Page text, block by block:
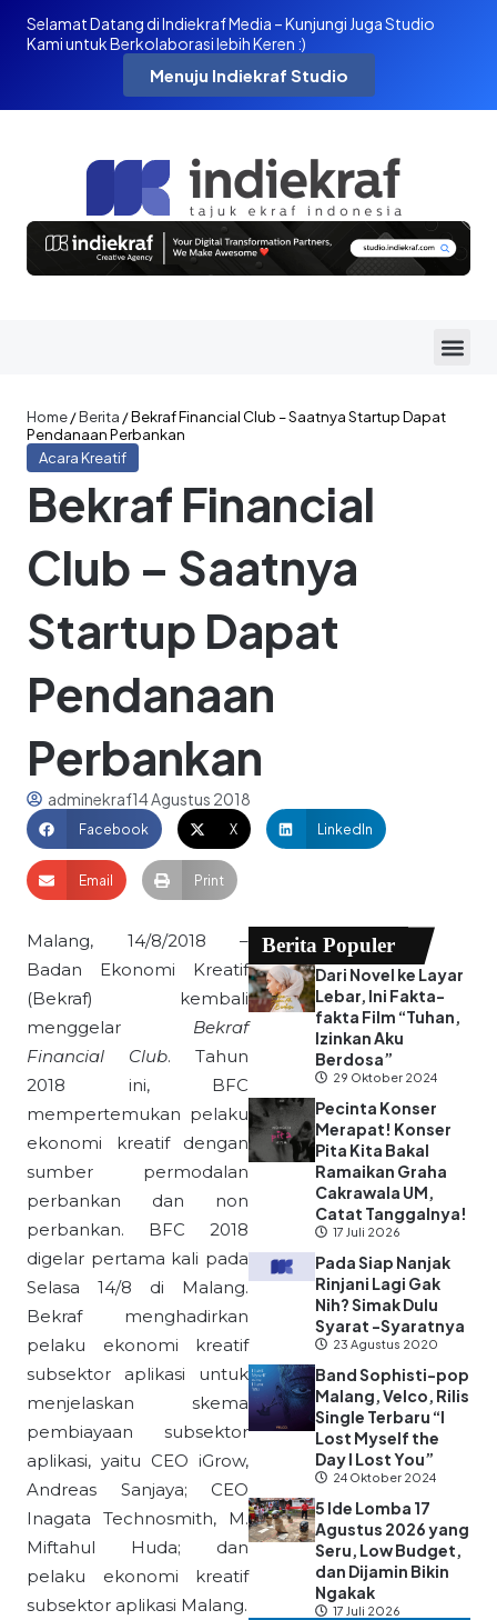
Selamat Datang di Indiekraf Media – Kunjungi Juga Studio
Kami untuk Berkolaborasi lebih Keren :)
Menuju Indiekraf Studio
Home/Berita /Bekraf Financial Club – Saatnya Startup Dapat
Pendanaan Perbankan
Acara Kreatif
Bekraf Financial
Club – Saatnya
Startup Dapat
Pendanaan
Perbankan
adminekraf14 Agustus 2018
Facebook X LinkedIn
Email Print
Malang, 14/8/2018 –
Badan Ekonomi Kreatif
(Bekraf) kembali
menggelar Bekraf
Financial Club. Tahun
2018 ini, BFC
mempertemukan pelaku
ekonomi kreatif dengan
sumber permodalan
perbankan dan non
perbankan. BFC 2018
digelar pertama kali pada
Selasa 14/8 di Malang.
Bekraf menghadirkan
pelaku ekonomi kreatif
subsektor aplikasi untuk
menjelaskan skema
pembiayaan subsektor
aplikasi, yaitu CEO iGrow,
Andreas Sanjaya; CEO
Inagata Technosmith, M.
Miftahul Huda; dan
pelaku ekonomi kreatif
subsektor aplikasi Malang.
Berita Populer
Dari Novel ke Layar
Lebar, Ini Fakta-
fakta Film “Tuhan,
Izinkan Aku
Berdosa”
29 Oktober 2024
Pecinta Konser
Merapat! Konser
Pita Kita Bakal
Ramaikan Graha
Cakrawala UM,
Catat Tanggalnya!
17 Juli 2026
Pada Siap Nanjak
Rinjani Lagi Gak
Nih? Simak Dulu
Syarat -Syaratnya
23 Agustus 2020
Band Sophisti-pop
Malang, Velco, Rilis
Single Terbaru “I
Lost Myself the
Day I Lost You”
24 Oktober 2024
5 Ide Lomba 17
Agustus 2026 yang
Seru, Low Budget,
dan Dijamin Bikin
Ngakak
17 Juli 2026